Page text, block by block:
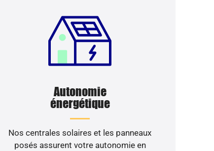
Autonomie
énergétique
Nos centrales solaires et les panneaux
posés assurent votre autonomie en